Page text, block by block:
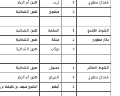
قعدان مفتوح
2 ذرب هجن أم الزبار
3
مبهوج هجن الشحانية
الشوط التاسع 1 الصلفة هجن الشحانية
بكار مفتوح
2 منتلة هجن الشحانية
3
موكب هجن الشحانية
الشوط العاشر 1 مسيان هجن الشحانية
قعدان مفتوح
2 الميزان هجن أم الزبار
3
أيهم الشيخ سيف بن خليفة